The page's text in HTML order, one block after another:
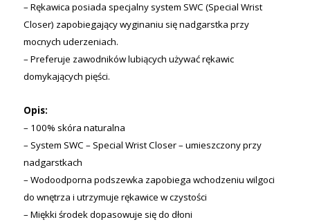
– Rękawica posiada specjalny system SWC (Special Wrist
Closer) zapobiegający wyginaniu się nadgarstka przy
mocnych uderzeniach.
– Preferuje zawodników lubiących używać rękawic
domykających pięści.
Opis:
– 100% skóra naturalna
– System SWC – Special Wrist Closer – umieszczony przy
nadgarstkach
– Wodoodporna podszewka zapobiega wchodzeniu wilgoci
do wnętrza i utrzymuje rękawice w czystości
– Miękki środek dopasowuje się do dłoni